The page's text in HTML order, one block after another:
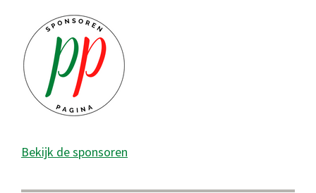
Bekijk de sponsoren